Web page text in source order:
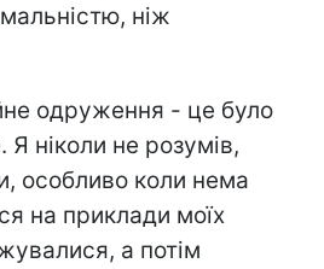
ніж
одруження - це було
ніколи не розумів,
особливо коли нема
на приклади моїх
а потім